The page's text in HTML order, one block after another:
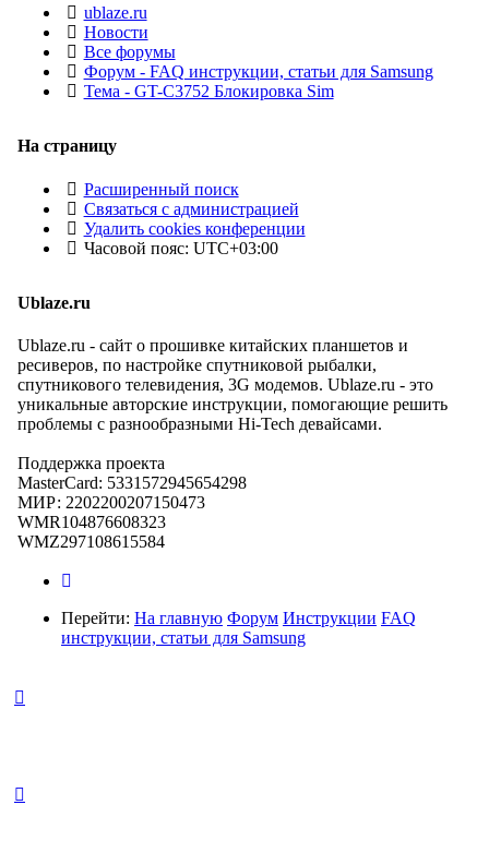
ublaze.ru
Новости
Все форумы
Форум - FAQ инструкции, статьи для Samsung
Тема - GT-C3752 Блокировка Sim
На страницу
Расширенный поиск
Связаться с администрацией
Удалить cookies конференции
Часовой пояс: UTC+03:00
Ublaze.ru
Ublaze.ru - сайт о прошивке китайских планшетов и
ресиверов, по настройке спутниковой рыбалки,
спутникового телевидения, 3G модемов. Ublaze.ru - это
уникальные авторские инструкции, помогающие решить
проблемы с разнообразными Hi-Tech девайсами.
Поддержка проекта
MasterCard: 5331572945654298
МИР: 2202200207150473
WMR104876608323
WMZ297108615584
Перейти: На главную Форум Инструкции FAQ
инструкции, статьи для Samsung